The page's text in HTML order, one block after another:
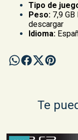
Tipo de
Peso: 7,9
descargar
Idioma:
Te